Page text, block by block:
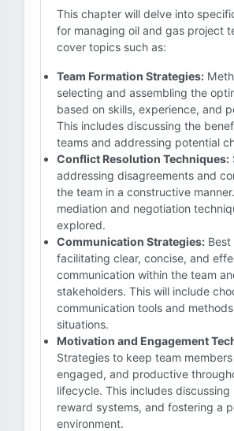
This chapter will delve into
for managing oil and gas project
cover topics such as:
Team Formation Strategies:
selecting and assembling the
based on skills, experience, and
This includes discussing the
teams and addressing potential
Conflict Resolution Techniques:
addressing disagreements and
the team in a constructive
mediation and negotiation
explored.
Communication Strategies:
facilitating clear, concise, and
communication within the team
stakeholders. This will include
communication tools and
situations.
Motivation and Engagement
Strategies to keep team
engaged, and productive
lifecycle. This includes discussing
reward systems, and fostering a
environment.